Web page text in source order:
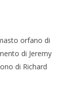
orfano di
di Jeremy
di Richard